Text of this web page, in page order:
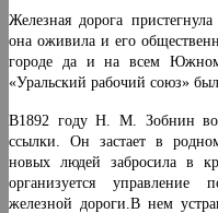
Железная дорога
она оживила и его
городе да и на всем Южном
«Уральский рабочий союз»
В1892 году Н. М. Зобнин
ссылки. Он застает в
новых людей забросила в
организуется управление
железной дороги.В нем